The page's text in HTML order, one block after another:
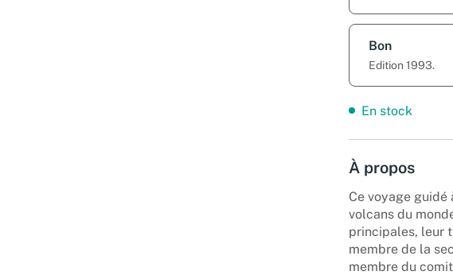
Bon
Edition 1993.
En stock
À propos
Ce voyage
volcans du
principales, leur
membre de la
membre du